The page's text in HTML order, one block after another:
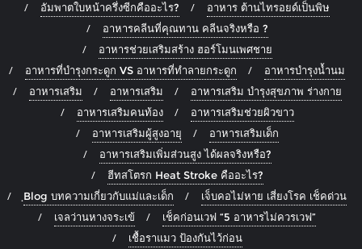
อัมพาตใบหน้าครึ่งซีกคืออะไร?
อาหาร ต้านไทรอยด์เป็นพิษ
อาหารคลีนที่คุณทาน คลีนจริงหรือ ?
อาหารช่วยเสริมสร้าง ฮอร์โมนเพศชาย
อาหารที่บำรุงกระดูก VS อาหารที่ทำลายกระดูก
อาหารบำรุงน้ำนม
อาหารเสริม
อาหารเสริม
อาหารเสริม บำรุงสุขภาพ ร่างกาย
อาหารเสริมคนท้อง
อาหารเสริมช่วยผิวขาว
อาหารเสริมผู้สูงอายุ
อาหารเสริมเด็ก
อาหารเสริมเพิ่มส่วนสูง ได้ผลจริงหรือ?
ฮีทสโตรก Heat Stroke คืออะไร?
ฺBlog บทความเกี่ยวกับแม่และเด็ก
เจ็บคอไม่หาย เสี่ยงโรค เช็คด่วน
เจลว่านหางจระเข้
เช็คก่อนเวฟ “5 อาหารไม่ควรเวฟ”
เชื้อราแมว ป้องกันไว้ก่อน